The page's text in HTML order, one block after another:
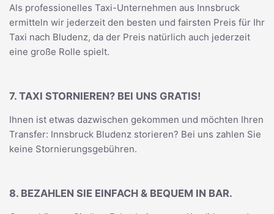
Als professionelles Taxi-Unternehmen aus Innsbruck
ermitteln wir jederzeit den besten und fairsten Preis für Ihr
Taxi nach Bludenz, da der Preis natürlich auch jederzeit
eine große Rolle spielt.
7. TAXI STORNIEREN? BEI UNS GRATIS!
Ihnen ist etwas dazwischen gekommen und möchten Ihren
Transfer: Innsbruck Bludenz storieren? Bei uns zahlen Sie
keine Stornierungsgebühren.
8. BEZAHLEN SIE EINFACH & BEQUEM IN BAR.